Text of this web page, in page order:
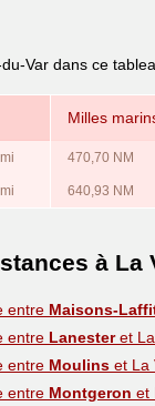
Var dans ce
Milles
470,70 NM
640,93 NM
à La
entre Maisons-
entre Lanesteret La
entre Moulins et La
entre Montgeron et